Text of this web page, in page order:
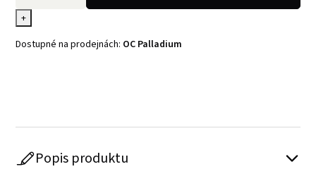
+
Dostupné na prodejnách: OC Palladium
Popis produktu